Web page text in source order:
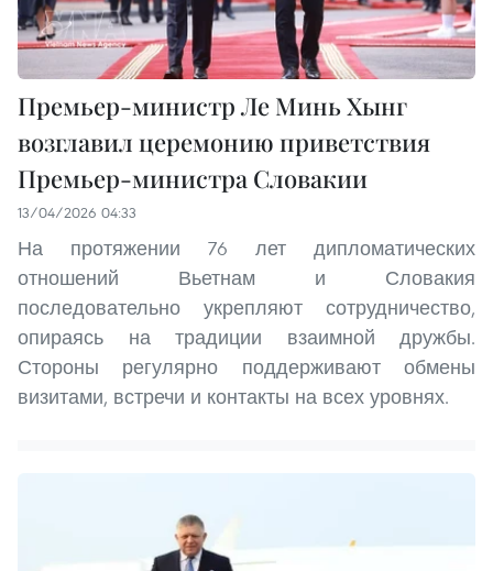
Премьер-министр Ле Минь Хынг
возглавил церемонию приветствия
Премьер-министра Словакии
13/04/2026 04:33
На протяжении 76 лет дипломатических
отношений Вьетнам и Словакия
последовательно укрепляют сотрудничество,
опираясь на традиции взаимной дружбы.
Стороны регулярно поддерживают обмены
визитами, встречи и контакты на всех уровнях.